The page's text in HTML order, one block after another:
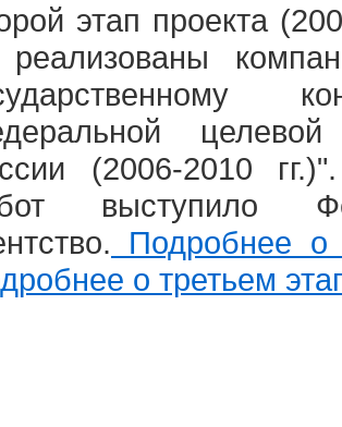
этап проекта
реализованы
(2006-2010
выступило
Подробнее о
о третьем